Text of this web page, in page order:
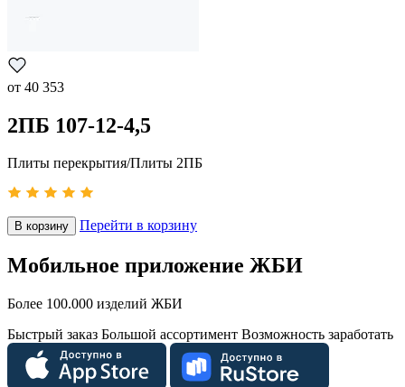
от 40 353
2ПБ 107-12-4,5
Плиты перекрытия/Плиты 2ПБ
В корзину Перейти в корзину
Мобильное приложение ЖБИ
Более 100.000 изделий ЖБИ
Быстрый заказ Большой ассортимент Возможность заработать